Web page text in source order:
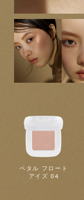
ペタル フロート
アイズ 04